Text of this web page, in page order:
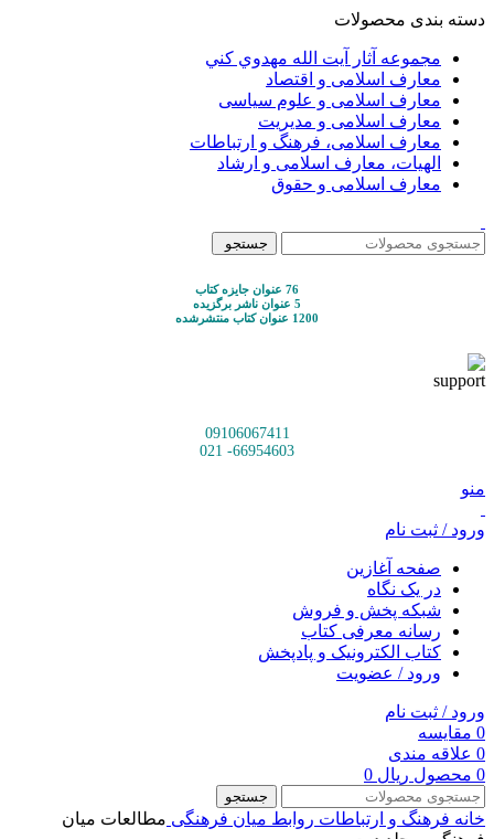
دسته بندی محصولات
مجموعه آثار آيت الله مهدوي كني
معارف اسلامی و اقتصاد
معارف اسلامی و علوم سیاسی
معارف اسلامی و مدیریت
معارف اسلامی، فرهنگ و ارتباطات
الهیات، معارف اسلامی و ارشاد
معارف اسلامی و حقوق
جستجو
76 عنوان جایزه کتاب
5 عنوان ناشر برگزیده
1200 عنوان کتاب منتشرشده
09106067411
66954603- 021
منو
ورود / ثبت نام
صفحه آغازین
در یک نگاه
شبکه پخش و فروش
رسانه معرفی کتاب
کتاب الکترونیک و پادپخش
ورود / عضویت
ورود / ثبت نام
0 مقایسه
0 علاقه مندی
0 محصول ریال
جستجو
خانه فرهنگ و ارتباطات روابط میان فرهنگی مطالعات میان